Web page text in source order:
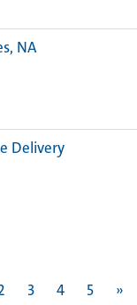
NA
Delivery
3 4 5 »